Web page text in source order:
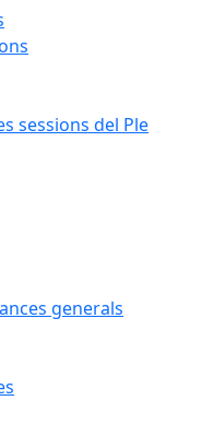
sessions del Ple
generals